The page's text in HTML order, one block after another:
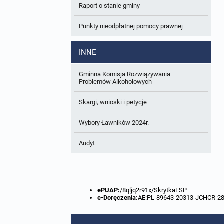
W trakcie opracowania
Zbiory danych przestrzennych
Analizy zmian w zagospodarowaniu
Raport o stanie gminy
Punkty nieodpłatnej pomocy prawnej
INNE
Gminna Komisja Rozwiązywania
Problemów Alkoholowych
Skargi, wnioski i petycje
Wybory Ławników 2024r.
Audyt
ePUAP:/8qljq2r91x/SkrytkaESP
e-Doręczenia:AE:PL-89643-20313-JCHCR-28